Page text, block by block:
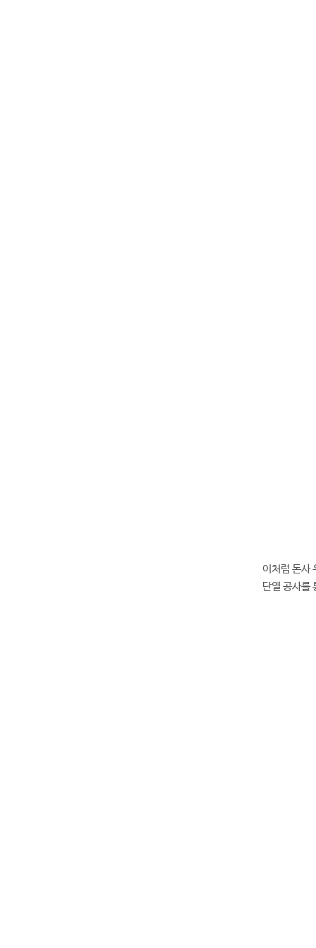
이처럼 돈사
단열 공사를